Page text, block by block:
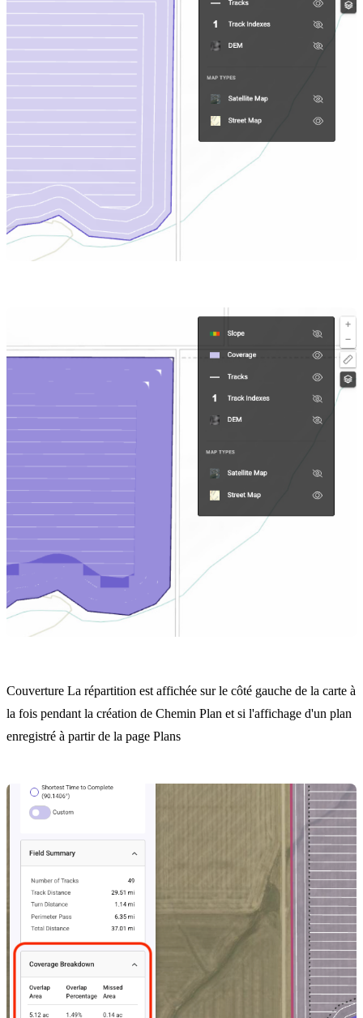
Couverture La répartition est affichée sur le côté gauche de la carte à
la fois pendant la création de Chemin Plan et si l'affichage d'un plan
enregistré à partir de la page Plans